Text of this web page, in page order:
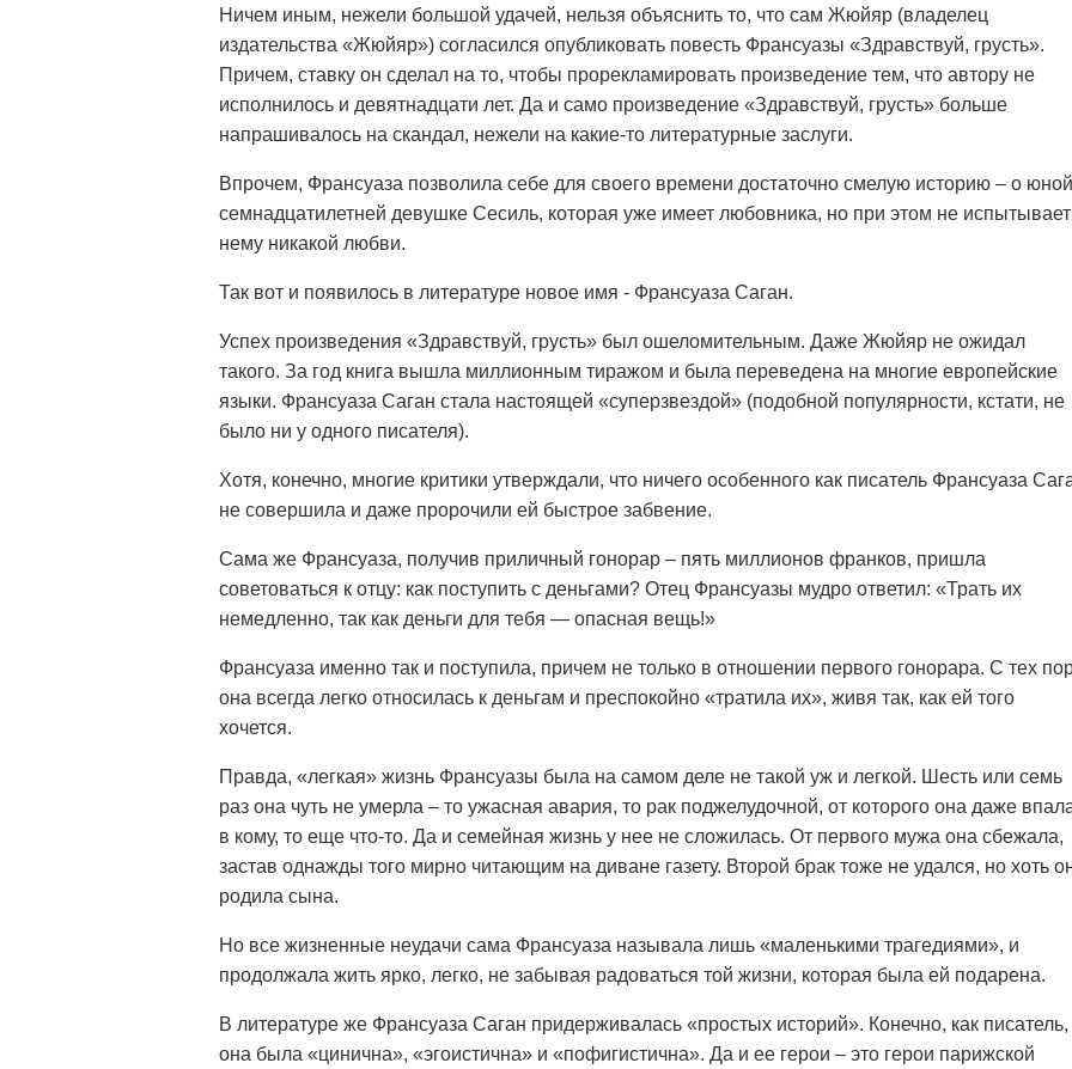
Ничем иным, нежели большой удачей, нельзя объяснить то, что сам Жюйяр (владелец
издательства «Жюйяр») согласился опубликовать повесть Франсуазы «Здравствуй, грусть».
Причем, ставку он сделал на то, чтобы прорекламировать произведение тем, что автору не
исполнилось и девятнадцати лет. Да и само произведение «Здравствуй, грусть» больше
напрашивалось на скандал, нежели на какие-то литературные заслуги.
Впрочем, Франсуаза позволила себе для своего времени достаточно смелую историю – о юной
семнадцатилетней девушке Сесиль, которая уже имеет любовника, но при этом не испытывает
нему никакой любви.
Так вот и появилось в литературе новое имя - Франсуаза Саган.
Успех произведения «Здравствуй, грусть» был ошеломительным. Даже Жюйяр не ожидал
такого. За год книга вышла миллионным тиражом и была переведена на многие европейские
языки. Франсуаза Саган стала настоящей «суперзвездой» (подобной популярности, кстати, не
было ни у одного писателя).
Хотя, конечно, многие критики утверждали, что ничего особенного как писатель Франсуаза
не совершила и даже пророчили ей быстрое забвение.
Сама же Франсуаза, получив приличный гонорар – пять миллионов франков, пришла
советоваться к отцу: как поступить с деньгами? Отец Франсуазы мудро ответил: «Трать их
немедленно, так как деньги для тебя — опасная вещь!»
Франсуаза именно так и поступила, причем не только в отношении первого гонорара. С тех
она всегда легко относилась к деньгам и преспокойно «тратила их», живя так, как ей того
хочется.
Правда, «легкая» жизнь Франсуазы была на самом деле не такой уж и легкой. Шесть или семь
раз она чуть не умерла – то ужасная авария, то рак поджелудочной, от которого она даже
в кому, то еще что-то. Да и семейная жизнь у нее не сложилась. От первого мужа она сбежала,
застав однажды того мирно читающим на диване газету. Второй брак тоже не удался, но хоть
родила сына.
Но все жизненные неудачи сама Франсуаза называла лишь «маленькими трагедиями», и
продолжала жить ярко, легко, не забывая радоваться той жизни, которая была ей подарена.
В литературе же Франсуаза Саган придерживалась «простых историй». Конечно, как писатель,
она была «цинична», «эгоистична» и «пофигистична». Да и ее герои – это герои парижской